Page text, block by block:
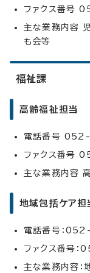
ファクス番
主な業務内容
も会等
福祉課
高齢福祉担当
電話番号
ファクス番
主な業務内容
地域包括ケア担
電話番号：
ファクス番号
主な業務内容：